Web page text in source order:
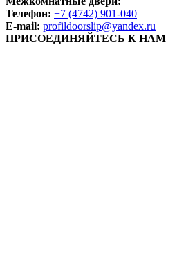
Телефон: +7 (4742) 901-040
E-mail: profildoorslip@yandex.ru
ПРИСОЕДИНЯЙТЕСЬ К НАМ